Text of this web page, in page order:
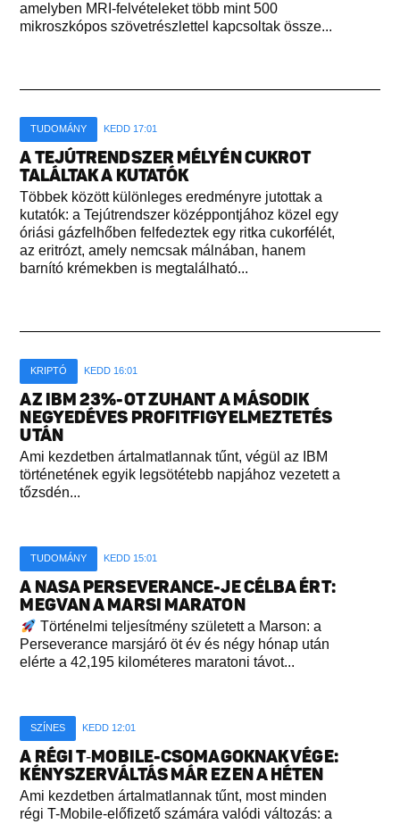
amelyben MRI-felvételeket több mint 500
mikroszkópos szövetrészlettel kapcsoltak össze...
TUDOMÁNY KEDD 17:01
A TEJÚTRENDSZER MÉLYÉN CUKROT
TALÁLTAK A KUTATÓK
Többek között különleges eredményre jutottak a
kutatók: a Tejútrendszer középpontjához közel egy
óriási gázfelhőben felfedeztek egy ritka cukorfélét,
az eritrózt, amely nemcsak málnában, hanem
barnító krémekben is megtalálható...
KRIPTÓ KEDD 16:01
AZ IBM 23%-OT ZUHANT A MÁSODIK
NEGYEDÉVES PROFITFIGYELMEZTETÉS
UTÁN
Ami kezdetben ártalmatlannak tűnt, végül az IBM
történetének egyik legsötétebb napjához vezetett a
tőzsdén...
TUDOMÁNY KEDD 15:01
A NASA PERSEVERANCE-JE CÉLBA ÉRT:
MEGVAN A MARSI MARATON
Történelmi teljesítmény született a Marson: a
Perseverance marsjáró öt év és négy hónap után
elérte a 42,195 kilométeres maratoni távot...
SZÍNES KEDD 12:01
A RÉGI T‑MOBILE-CSOMAGOKNAK VÉGE:
KÉNYSZERVÁLTÁS MÁR EZEN A HÉTEN
Ami kezdetben ártalmatlannak tűnt, most minden
régi T-Mobile-előfizető számára valódi változás: a